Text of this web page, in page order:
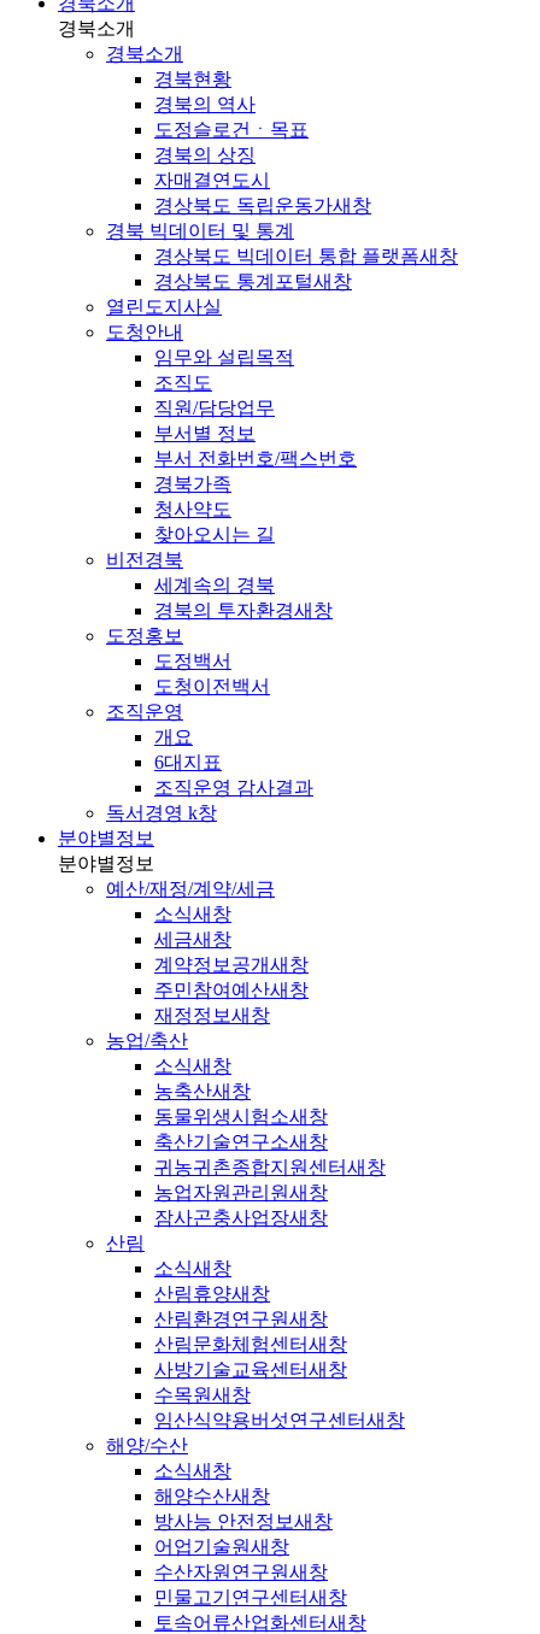
경북소개
경북소개
경북현황
경북의 역사
도정슬로건ㆍ목표
경북의 상징
자매결연도시
경상북도 독립운동가새창
경북 빅데이터 및 통계
경상북도 빅데이터 통합 플랫폼새창
경상북도 통계포털새창
열린도지사실
도청안내
임무와 설립목적
조직도
직원/담당업무
부서별 정보
부서 전화번호/팩스번호
경북가족
청사약도
찾아오시는 길
비전경북
세계속의 경북
경북의 투자환경새창
도정홍보
도정백서
도청이전백서
조직운영
개요
6대지표
조직운영 감사결과
독서경영 k창
분야별정보
분야별정보
예산/재정/계약/세금
소식새창
세금새창
계약정보공개새창
주민참여예산새창
재정정보새창
농업/축산
소식새창
농축산새창
동물위생시험소새창
축산기술연구소새창
귀농귀촌종합지원센터새창
농업자원관리원새창
잠사곤충사업장새창
산림
소식새창
산림휴양새창
산림환경연구원새창
산림문화체험센터새창
사방기술교육센터새창
수목원새창
임산식약용버섯연구센터새창
해양/수산
소식새창
해양수산새창
방사능 안전정보새창
어업기술원새창
수산자원연구원새창
민물고기연구센터새창
토속어류산업화센터새창